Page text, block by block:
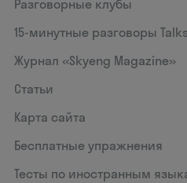
Разговорные клубы
15‑минутные разговоры Talks
Журнал «Skyeng Magazine»
Статьи
Карта сайта
Бесплатные упражнения
Тесты по иностранным